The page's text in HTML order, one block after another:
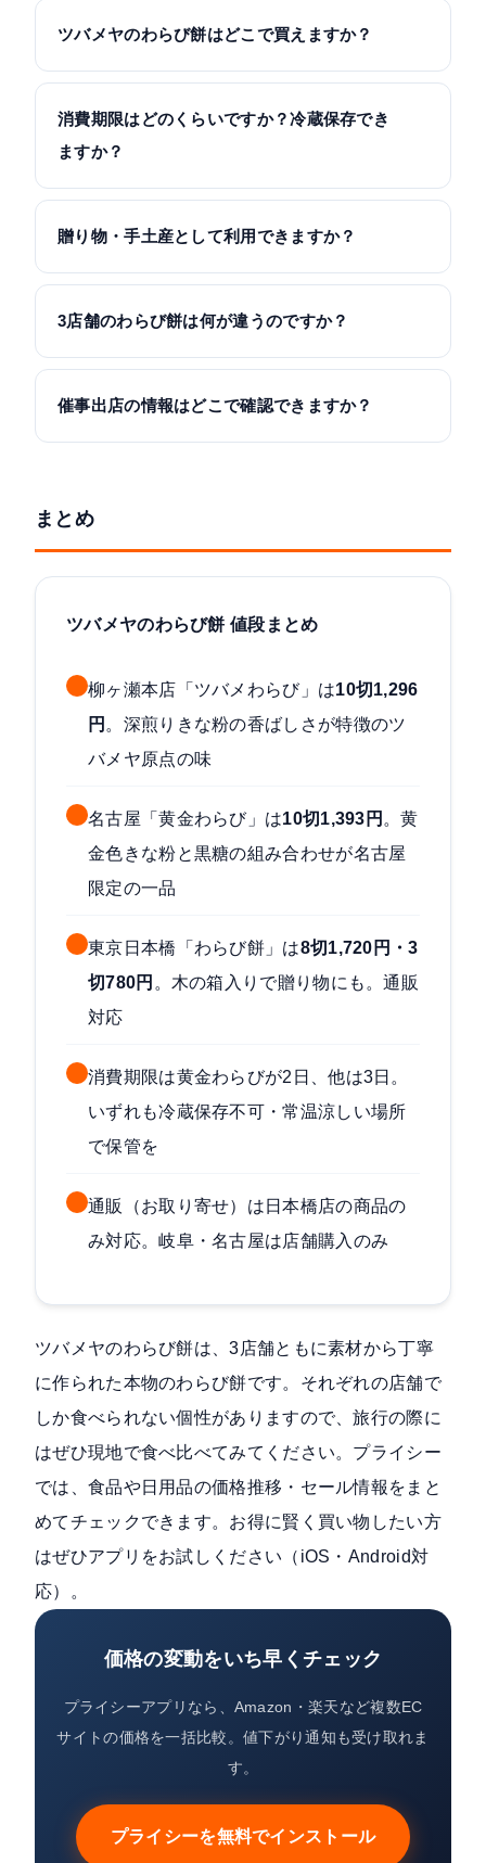
ツバメヤのわらび餅はどこで買えますか？
消費期限はどのくらいですか？冷蔵保存でき
ますか？
贈り物・手土産として利用できますか？
3店舗のわらび餅は何が違うのですか？
催事出店の情報はどこで確認できますか？
まとめ
ツバメヤのわらび餅 値段まとめ
柳ヶ瀬本店「ツバメわらび」は10切1,296
円 。深煎りきな粉の香ばしさが特徴のツ
バメヤ原点の味
名古屋「黄金わらび」は10切1,393円 。黄
金色きな粉と黒糖の組み合わせが名古屋
限定の一品
東京日本橋「わらび餅」は8切1,720円・3
切780円 。木の箱入りで贈り物にも。通販
対応
消費期限は黄金わらびが2日、他は3日。
いずれも冷蔵保存不可・常温涼しい場所
で保管を
通販（お取り寄せ）は日本橋店の商品の
み対応。岐阜・名古屋は店舗購入のみ
ツバメヤのわらび餅は、3店舗ともに素材から丁寧
に作られた本物のわらび餅です。それぞれの店舗で
しか食べられない個性がありますので、旅行の際に
はぜひ現地で食べ比べてみてください。プライシー
では、食品や日用品の価格推移・セール情報をまと
めてチェックできます。お得に賢く買い物したい方
はぜひアプリをお試しください（iOS・Android対
応）。
価格の変動をいち早くチェック
プライシーアプリなら、Amazon・楽天など複数EC
サイトの価格を一括比較。値下がり通知も受け取れま
す。
プライシーを無料でインストール